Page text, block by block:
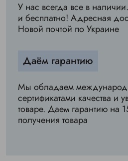
У нас всегда все в
и бесплатно! Адресная
Новой почтой по Украине
Даём гарантию
Мы обладаем
сертификатами качества и
товаре. Даем гарантию на
получения товара